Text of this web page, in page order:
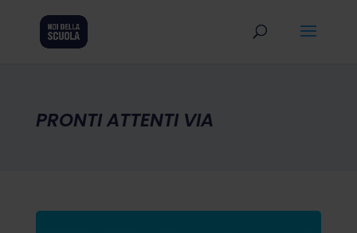
PRONTI ATTENTI VIA